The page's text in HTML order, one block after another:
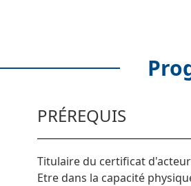
PRÉREQUIS
Titulaire du certificat
Etre dans la capacité